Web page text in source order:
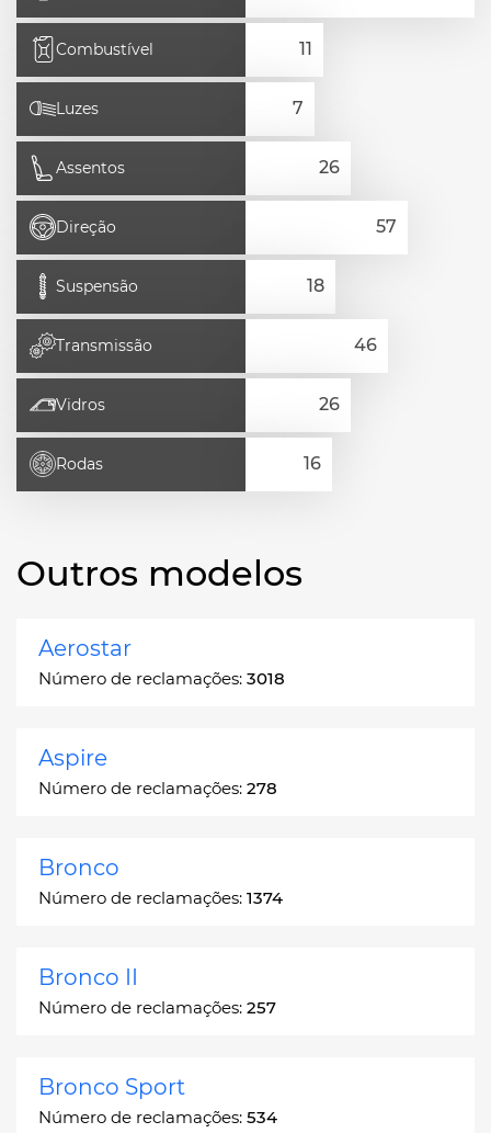
Combustível
Luzes
Assentos
Direção
Suspensão
Transmissão
Vidros
Rodas
Outros modelos
Aerostar
Número de reclamações: 3018
Aspire
Número de reclamações: 278
Bronco
Número de reclamações: 1374
Bronco II
Número de reclamações: 257
Bronco Sport
Número de reclamações: 534